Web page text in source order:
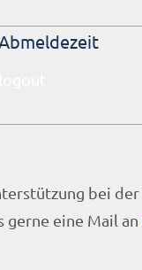
bei der
gerne eine Mail an